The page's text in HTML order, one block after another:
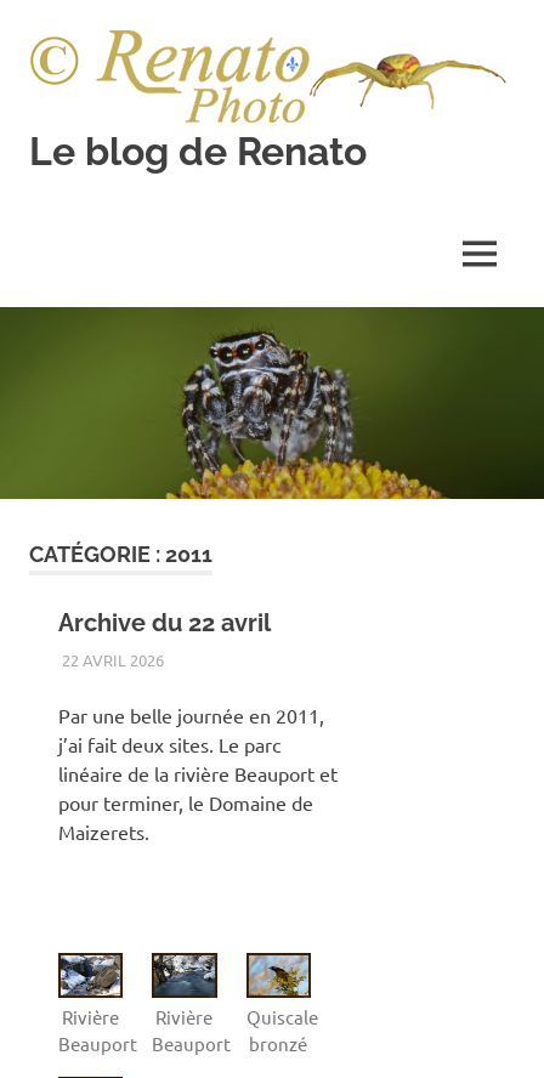
content
Le blog de Renato
MENU
CATÉGORIE :2011
Archive du 22 avril
22 AVRIL 2026RENATO
2011
PRINTEMPS
Par une belle journée en 2011,
j’ai fait deux sites. Le parc
linéaire de la rivière Beauport et
pour terminer, le Domaine de
Maizerets.
Rivière
Beauport
Rivière
Beauport
Quiscale
bronzé